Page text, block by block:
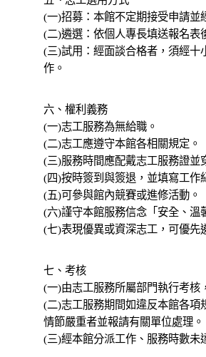
(一)招募：本館不定期接受申請並
(二)遴選：依個人專長填送報名表
(三)試用：經面談合格者，須經十
作。
六、權利義務
(一)志工服務為無給職。
(二)志工應遵守本館各相關規定。
(三)服務時間應配戴志工服務證並
(四)按時簽到與簽退，並填寫工作
(五)可參與館內競賽或進修活動。
(六)謹守本館服務信念「安全、溫
(七)表現優異或資深志工，可優先
七、考核
(一)由志工服務所屬部門執行考核
(二)志工服務期間如違反本館各項
情節嚴重者並報請有關單位處理。
(三)經本館分派工作、服務時數未